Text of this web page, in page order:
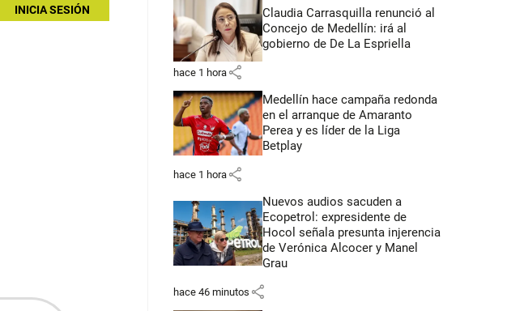
INICIA SESIÓN
Claudia Carrasquilla renunció al
Concejo de Medellín: irá al
gobierno de De La Espriella
hace 1 hora share
Medellín hace campaña redonda
en el arranque de Amaranto
Perea y es líder de la Liga
Betplay
hace 1 hora share
Nuevos audios sacuden a
Ecopetrol: expresidente de
Hocol señala presunta injerencia
de Verónica Alcocer y Manel
Grau
hace 46 minutos share